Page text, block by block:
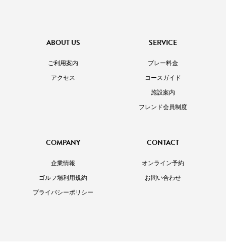
ABOUT US
ご利用案内
アクセス
SERVICE
プレー料金
コースガイド
施設案内
フレンド会員制度
COMPANY
企業情報
ゴルフ場利用規約
プライバシーポリシー
CONTACT
オンライン予約
お問い合わせ